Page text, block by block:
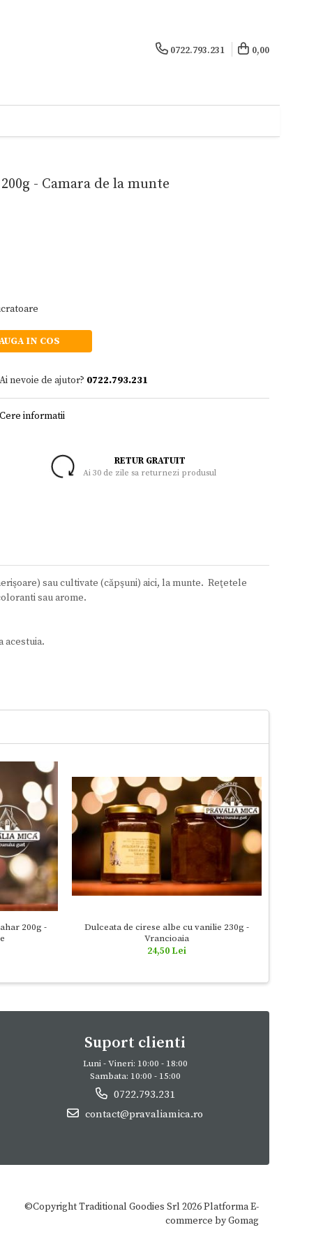
0722.793.231 0,00
- Camara de la munte
IN COS
Ai nevoie de ajutor? 0722.793.231
Cere informatii
RETUR GRATUIT
Ai 30 de zile sa returnezi produsul
sau cultivate (căpşuni) aici, la munte. Reţetele
sau arome.
acestuia.
200g -
Dulceata de cirese albe cu vanilie 230g -
Vrancioaia
24,50 Lei
Suport clienti
Luni - Vineri: 10:00 - 18:00
Sambata: 10:00 - 15:00
0722.793.231
contact@pravaliamica.ro
©Copyright Traditional Goodies Srl 2026Platforma E-
commerce by Gomag